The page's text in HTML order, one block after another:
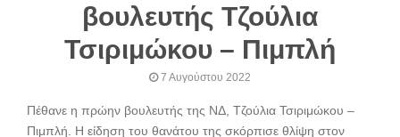
βουλευτής Τζούλια
Τσιριμώκου – Πιμπλή
7 Αυγούστου 2022
Πέθανε η πρώην βουλευτής της ΝΔ, Τζούλια Τσιριμώκου –
Πιμπλή. Η είδηση του θανάτου της σκόρπισε θλίψη στον